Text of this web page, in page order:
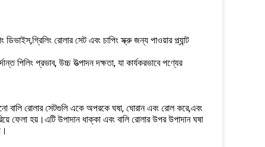
ডিভাইস,গ্রিলিং রোলার সেট এবং চাপিং স্ক্রু জন্য পাওয়ার প্ল্যান্ট
পিলিং প্রভাব, উচ্চ উত্পাদন দক্ষতা, যা কার্যকরভাবে পণ্যের
বালি রোলার সেটগুলি একে অপরকে ঘষা, ঘোরান এবং রোল করে,এবং
ফেলা হয়।এটি উপাদান ধাক্কা এবং বালি রোলার উপর উপাদান ঘষা